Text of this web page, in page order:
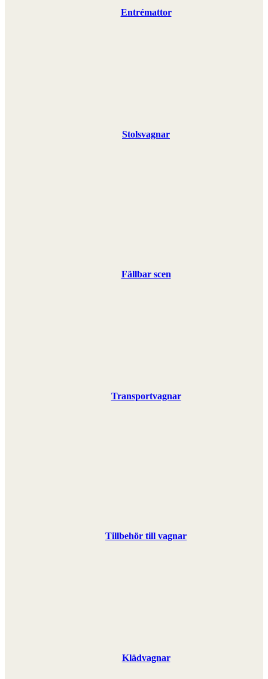
Entrémattor
Stolsvagnar
Fällbar scen
Transportvagnar
Tillbehör till vagnar
Klädvagnar